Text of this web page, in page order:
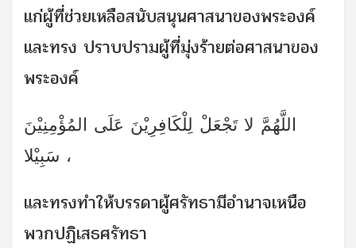
แก่ผู้ที่ช่วยเหลือสนับสนุนศาสนาของพระองค์
และทรง ปราบปรามผู้ที่มุ่งร้ายต่อศาสนาของ
พระองค์
اللَّهُمَّ لا تَجْعَلْ لِلْكَافِرِيْنَ عَلَى المُؤْمِنِيْنَ
سَبِيْلا ،
และทรงทำให้บรรดาผู้ศรัทธามีอำนาจเหนือ
พวกปฏิเสธศรัทธา